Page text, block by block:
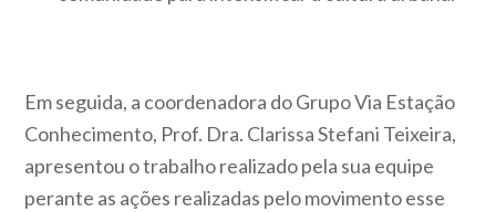
Em seguida, a coordenadora do Grupo Via Estação
Conhecimento, Prof. Dra. Clarissa Stefani Teixeira,
apresentou o trabalho realizado pela sua equipe
perante as ações realizadas pelo movimento esse